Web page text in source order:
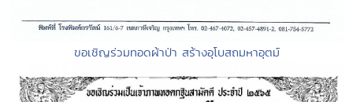
ขอเชิญร่วมทอดผ้าป่า สร้างอุโบสถมหาอุตม์